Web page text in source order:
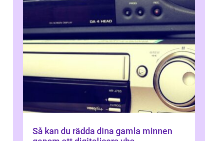
Så kan du rädda dina gamla minnen